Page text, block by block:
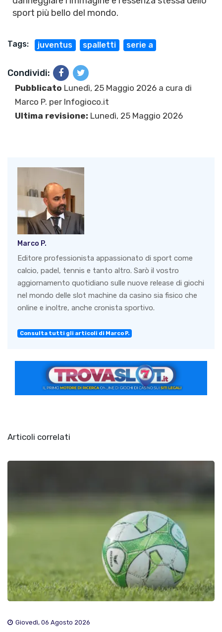
sport più bello del mondo.
Tags: juventus spalletti serie a
Condividi:
Pubblicato Lunedì, 25 Maggio 2026 a cura di
Marco P. per Infogioco.it
Ultima revisione: Lunedì, 25 Maggio 2026
Marco P.
Editore professionista appassionato di sport come
calcio, padel, tennis e tanto altro. Sarò il vostro
aggiornamento quotidiano sulle nuove release di giochi
nel mondo delle slot machine da casino sia fisico che
online e inoltre, anche cronista sportivo.
Consulta tutti gli articoli di Marco P.
Articoli correlati
Giovedì, 06 Agosto 2026